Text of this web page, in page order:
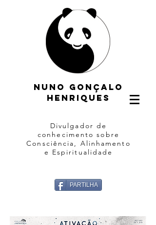
Nuno gonçalo
henriques
Divulgador de
conhecimento sobre
Consciência, Alinhamento
e Espiritualidade
PARTILHA